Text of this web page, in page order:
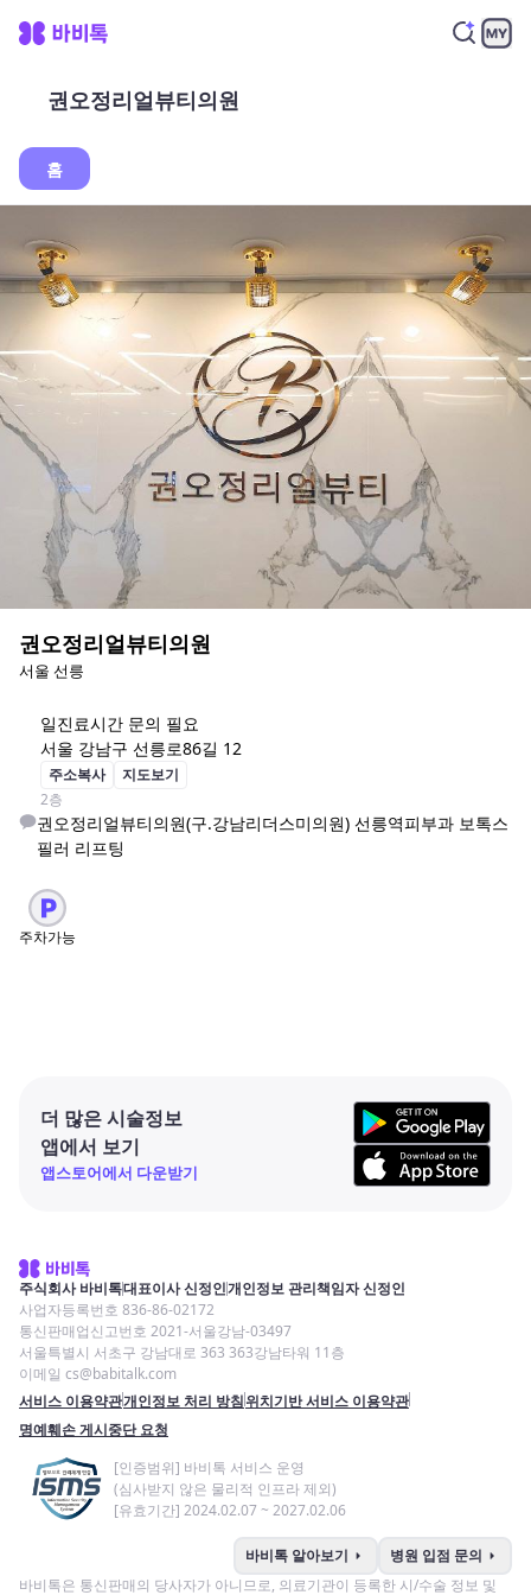
권오정리얼뷰티의원
홈
권오정리얼뷰티의원
서울 선릉
일진료시간 문의 필요
서울 강남구 선릉로86길 12
주소복사
지도보기
2층
권오정리얼뷰티의원(구.강남리더스미의원) 선릉역피부과 보톡스
필러 리프팅
주차가능
더 많은 시술정보
앱에서 보기
앱스토어에서 다운받기
주식회사 바비톡대표이사 신정인개인정보 관리책임자 신정인
사업자등록번호 836-86-02172
통신판매업신고번호 2021-서울강남-03497
서울특별시 서초구 강남대로 363 363강남타워 11층
이메일 cs@babitalk.com
서비스 이용약관개인정보 처리 방침위치기반 서비스 이용약관
명예훼손 게시중단 요청
[인증범위] 바비톡 서비스 운영
(심사받지 않은 물리적 인프라 제외)
[유효기간] 2024.02.07 ~ 2027.02.06
바비톡 알아보기 arrow_right 병원 입점 문의 arrow_right
바비톡은 통신판매의 당사자가 아니므로, 의료기관이 등록한 시/수술 정보 및